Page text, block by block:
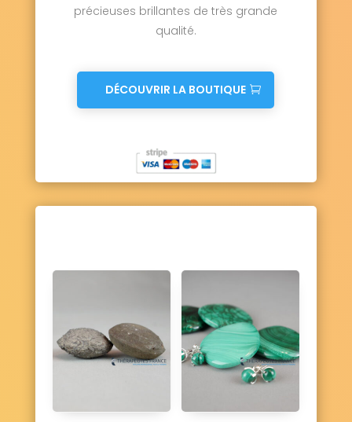
précieuses brillantes de très grande
qualité.
DÉCOUVRIR LA BOUTIQUE